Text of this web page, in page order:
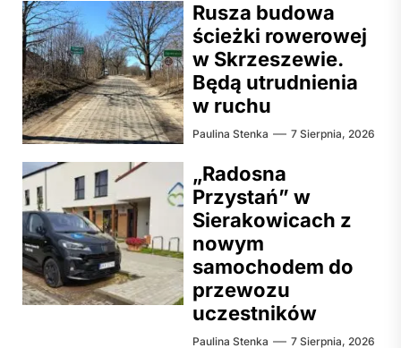
Rusza budowa
ścieżki rowerowej
w Skrzeszewie.
Będą utrudnienia
w ruchu
Paulina Stenka 7 Sierpnia, 2026
„Radosna
Przystań” w
Sierakowicach z
nowym
samochodem do
przewozu
uczestników
Paulina Stenka 7 Sierpnia, 2026